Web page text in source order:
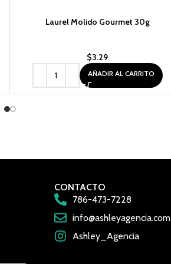
Laurel Molido Gourmet 30g
$3.29
AÑADIR AL CARRITO
CONTACTO
786-473-7228
info@ashleyagencia.com
Ashley_Agencia